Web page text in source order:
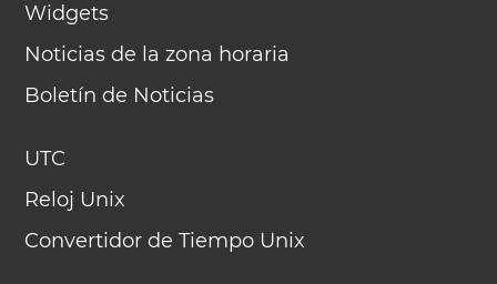
Widgets
Noticias de la zona horaria
Boletín de Noticias
UTC
Reloj Unix
Convertidor de Tiempo Unix